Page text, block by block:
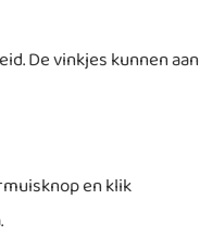
De vinkjes kunnen aan
en klik